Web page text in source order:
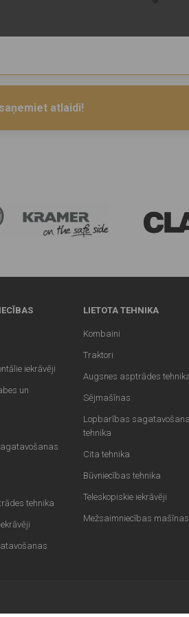
atlaidi!
iekrāvēji
un
tehnika
LIETOTA TEHNIKA
Kombaini
Traktori
Augsnes asptrādes
Sējmašīnas
Lopbarības
tehnika
Cita tehnika
Būvniecības tehnika
Teleskopiskie iekrāvēji
Mežsaimniecības mašīnas